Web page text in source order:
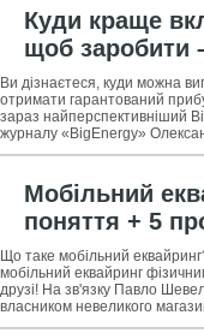
Куди краще
щоб заробити
варіантів
розрахунку
Ви дізнаєтеся, куди можна
отримати гарантований
зараз найперспективніший
журналу «BigEnergy»
знову повертаємося
Мобільний
поняття + 5
послуги:
рекомендації
Що таке мобільний
мобільний еквайринг
друзі! На зв'язку Павло
власником невеликого
близько півроку тому